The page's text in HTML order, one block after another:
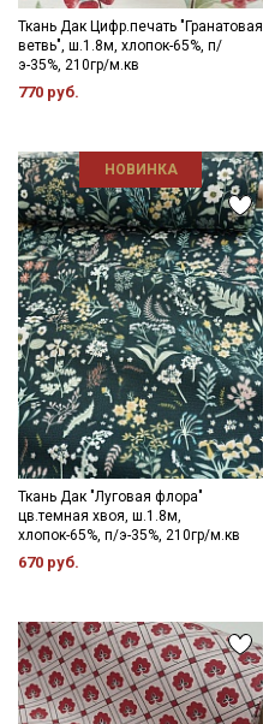
Ткань Дак Цифр.печать "Гранатовая
ветвь", ш.1.8м, хлопок-65%, п/
э-35%, 210гр/м.кв
770 руб.
НОВИНКА
Ткань Дак "Луговая флора"
цв.темная хвоя, ш.1.8м,
хлопок-65%, п/э-35%, 210гр/м.кв
670 руб.